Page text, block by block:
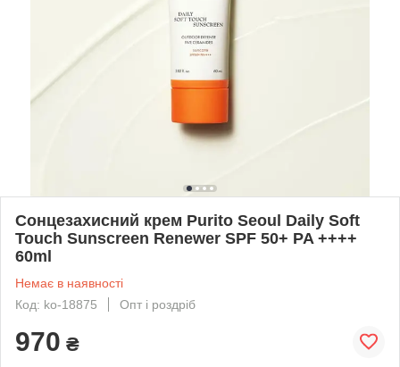
Сонцезахисний крем Purito Seoul Daily Soft
Touch Sunscreen Renewer SPF 50+ PA ++++
60ml
Немає в наявності
Код: ko-18875
Опт і роздріб
970 ₴